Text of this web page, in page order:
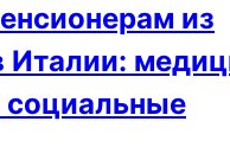
из
Италии:
социальные